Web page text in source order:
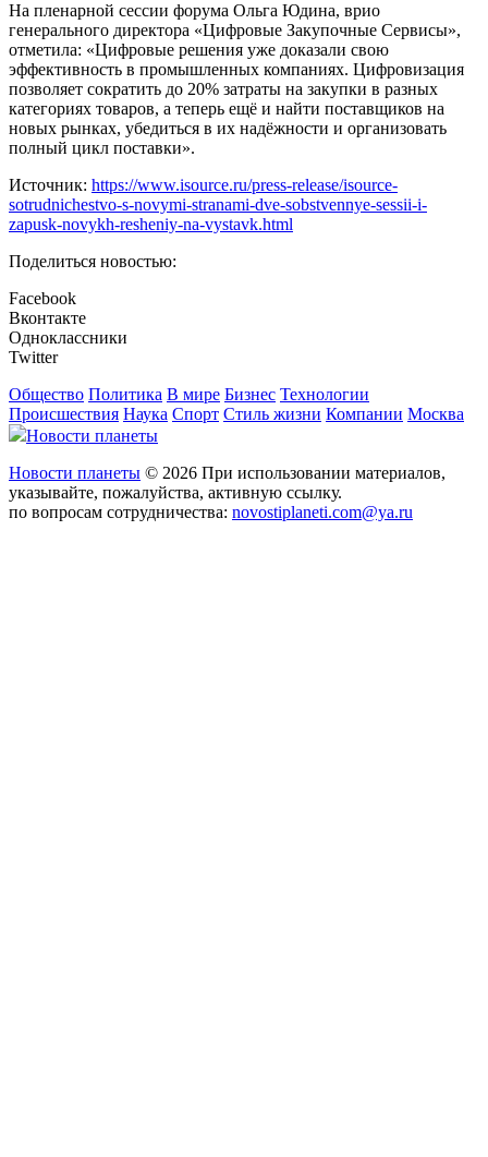
На пленарной сессии форума Ольга Юдина, врио
генерального директора «Цифровые Закупочные Сервисы»,
отметила: «Цифровые решения уже доказали свою
эффективность в промышленных компаниях. Цифровизация
позволяет сократить до 20% затраты на закупки в разных
категориях товаров, а теперь ещё и найти поставщиков на
новых рынках, убедиться в их надёжности и организовать
полный цикл поставки».
Источник: https://www.isource.ru/press-release/isource-
sotrudnichestvo-s-novymi-stranami-dve-sobstvennye-sessii-i-
zapusk-novykh-resheniy-na-vystavk.html
Поделиться новостью:
Facebook
Вконтакте
Одноклассники
Twitter
Общество Политика В мире Бизнес Технологии
Происшествия Наука Спорт Стиль жизни Компании Москва
Новости планеты
Новости планеты © 2026 При использовании материалов,
указывайте, пожалуйства, активную ссылку.
по вопросам сотрудничества: novostiplaneti.com@ya.ru